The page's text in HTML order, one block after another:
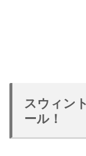
スウィン
ール！